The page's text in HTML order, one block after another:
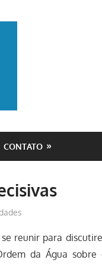
CONTATO
reunir para
da Água sobre